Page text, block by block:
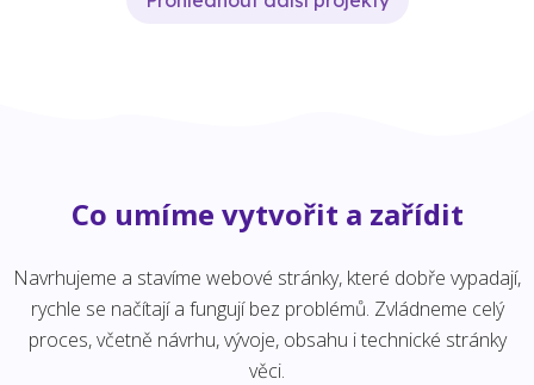
Co umíme vytvořit a zařídit
Navrhujeme a stavíme webové stránky, které dobře vypadají,
rychle se načítají a fungují bez problémů. Zvládneme celý
proces, včetně návrhu, vývoje, obsahu i technické stránky
věci.